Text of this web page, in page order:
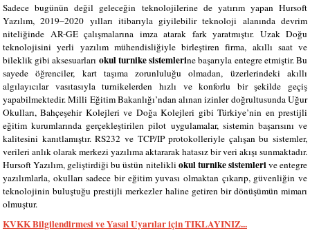
Sadece bugünün değil geleceğin teknolojilerine de yatırım yapan Hursoft
Yazılım, 2019–2020 yılları itibarıyla giyilebilir teknoloji alanında devrim
niteliğinde AR-GE çalışmalarına imza atarak fark yaratmıştır. Uzak Doğu
teknolojisini yerli yazılım mühendisliğiyle birleştiren firma, akıllı saat ve
bileklik gibi aksesuarları okul turnike sistemlerine başarıyla entegre etmiştir. Bu
sayede öğrenciler, kart taşıma zorunluluğu olmadan, üzerlerindeki akıllı
algılayıcılar vasıtasıyla turnikelerden hızlı ve konforlu bir şekilde geçiş
yapabilmektedir. Milli Eğitim Bakanlığı’ndan alınan izinler doğrultusunda Uğur
Okulları, Bahçeşehir Kolejleri ve Doğa Kolejleri gibi Türkiye’nin en prestijli
eğitim kurumlarında gerçekleştirilen pilot uygulamalar, sistemin başarısını ve
kalitesini kanıtlamıştır. RS232 ve TCP/IP protokolleriyle çalışan bu sistemler,
verileri anlık olarak merkezi yazılıma aktararak hatasız bir veri akışı sunmaktadır.
Hursoft Yazılım, geliştirdiği bu üstün nitelikli okul turnike sistemlerive entegre
yazılımlarla, okulları sadece bir eğitim yuvası olmaktan çıkarıp, güvenliğin ve
teknolojinin buluştuğu prestijli merkezler haline getiren bir dönüşümün mimarı
olmuştur.
KVKK Bilgilendirmesi ve Yasal Uyarılar için TIKLAYINIZ...